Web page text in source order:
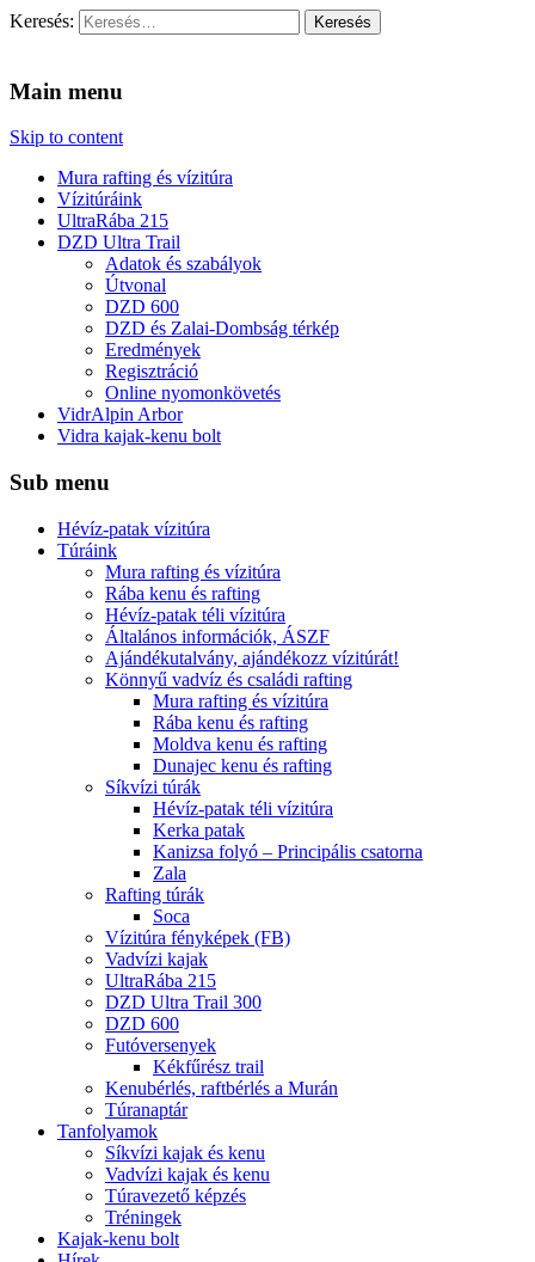
Keresés:
Main menu
Skip to content
Mura rafting és vízitúra
Vízitúráink
UltraRába 215
DZD Ultra Trail
Adatok és szabályok
Útvonal
DZD 600
DZD és Zalai-Dombság térkép
Eredmények
Regisztráció
Online nyomonkövetés
VidrAlpin Arbor
Vidra kajak-kenu bolt
Sub menu
Hévíz-patak vízitúra
Túráink
Mura rafting és vízitúra
Rába kenu és rafting
Hévíz-patak téli vízitúra
Általános információk, ÁSZF
Ajándékutalvány, ajándékozz vízitúrát!
Könnyű vadvíz és családi rafting
Mura rafting és vízitúra
Rába kenu és rafting
Moldva kenu és rafting
Dunajec kenu és rafting
Síkvízi túrák
Hévíz-patak téli vízitúra
Kerka patak
Kanizsa folyó – Principális csatorna
Zala
Rafting túrák
Soca
Vízitúra fényképek (FB)
Vadvízi kajak
UltraRába 215
DZD Ultra Trail 300
DZD 600
Futóversenyek
Kékfűrész trail
Kenubérlés, raftbérlés a Murán
Túranaptár
Tanfolyamok
Síkvízi kajak és kenu
Vadvízi kajak és kenu
Túravezető képzés
Tréningek
Kajak-kenu bolt